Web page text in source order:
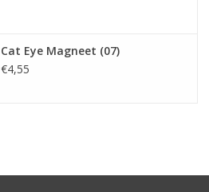
Cat Eye Magneet (07)
€4,55